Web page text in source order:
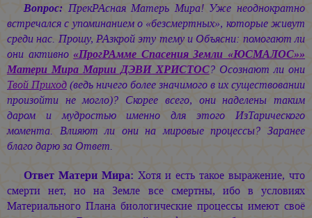
Вопрос: ПрекРАсная Матерь Мира! Уже неоднократно
встречался с упоминанием о «безсмертных», которые живут
среди нас. Прошу, РАзкрой эту тему и Объясни: помогают ли
они активно«ПрогРАмме Спасения Земли «ЮСМАЛОС»»
Матери МираМарии ДЭВИ ХРИСТОС? Осознают ли они
Твой Приход(ведь ничего более значимого в их существовании
произойти не могло)? Скорее всего, они наделены таким
даром и мудростью именно для этого ИзТарического
момента. Влияют ли они на мировые процессы? Заранее
благо дарю за Ответ.
Ответ Матери Мира: Хотя и есть такое выражение, что
смерти нет, но на Земле все смертны, ибо в условиях
Материального Плана биологические процессы имеют своё